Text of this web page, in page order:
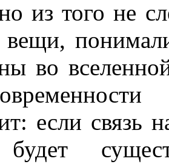
из того не
вещи,
во
если связь
будет